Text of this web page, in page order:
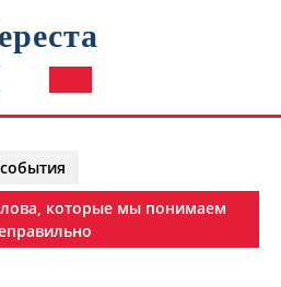
Кнопка
которые мы понимаем